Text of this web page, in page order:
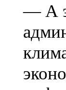
— А